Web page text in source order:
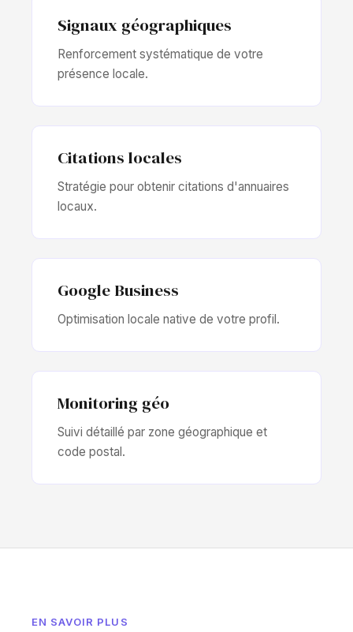
Signaux géographiques
Renforcement systématique de votre
présence locale.
Citations locales
Stratégie pour obtenir citations d'annuaires
locaux.
Google Business
Optimisation locale native de votre profil.
Monitoring géo
Suivi détaillé par zone géographique et
code postal.
EN SAVOIR PLUS